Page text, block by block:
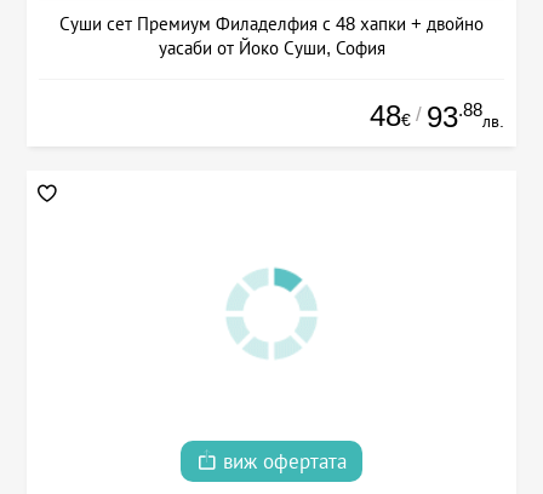
Суши сет Премиум Филаделфия с 48 хапки + двойно
уасаби от Йоко Суши, София
48€ / 93.88
лв.
виж офертата